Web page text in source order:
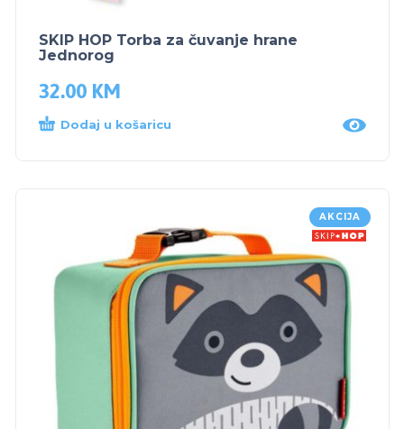
SKIP HOP Torba za čuvanje hrane
Jednorog
32.00 KM
Dodaj u košaricu
AKCIJA